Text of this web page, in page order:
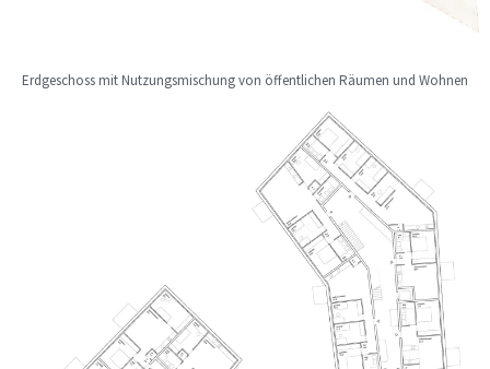
Erdgeschoss mit Nutzungsmischung von öffentlichen Räumen und Wohnen